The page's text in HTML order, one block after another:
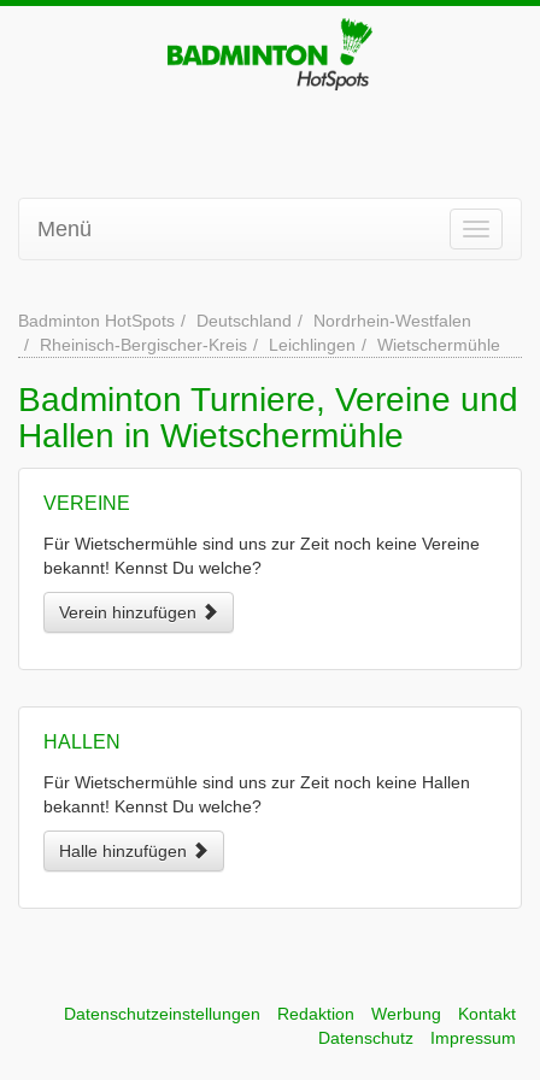
Menü
Badminton HotSpots Deutschland
Nordrhein-Westfalen
Rheinisch-Bergischer-Kreis
Leichlingen Wietschermühle
Badminton Turniere, Vereine und
Hallen in Wietschermühle
VEREINE
Für Wietschermühle sind uns zur Zeit noch keine Vereine
bekannt! Kennst Du welche?
Verein hinzufügen
HALLEN
Für Wietschermühle sind uns zur Zeit noch keine Hallen
bekannt! Kennst Du welche?
Halle hinzufügen
Datenschutzeinstellungen Redaktion Werbung
Kontakt
Datenschutz
Impressum